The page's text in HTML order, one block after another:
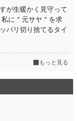
が生暖かく見守って
に＂元サヤ＂を求
パリ切り捨てるタイ
もっと見る